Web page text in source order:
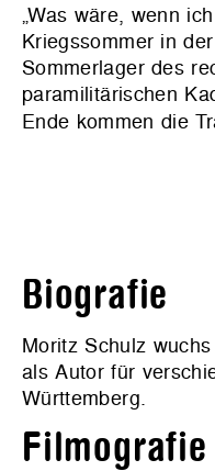
„Was wäre, wenn
Kriegssommer in
Sommerlager des
paramilitärischen
Ende kommen die
Biografie
Moritz Schulz
als Autor für
Württemberg.
Filmografie